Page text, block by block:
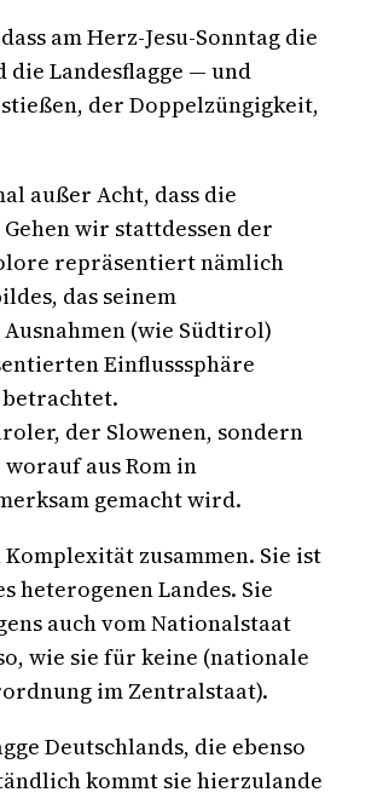
am Herz-Jesu-Sonntag die
die Landesflagge — und
der Doppelzüngigkeit,
außer Acht, dass die
wir stattdessen der
repräsentiert nämlich
das seinem
(wie Südtirol)
Einflusssphäre
der Slowenen, sondern
aus Rom in
gemacht wird.
zusammen. Sie ist
heterogenen Landes. Sie
auch vom Nationalstaat
wie sie für keine (nationale
im Zentralstaat).
Deutschlands, die ebenso
kommt sie hierzulande